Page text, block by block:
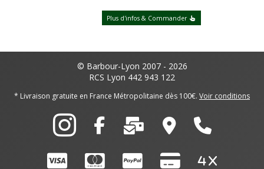
Plus d'infos & Commander
© Barbour-Lyon 2007 - 2026
RCS Lyon 442 943 122
* Livraison gratuite en France Métropolitaine dès 100€. Voir conditions